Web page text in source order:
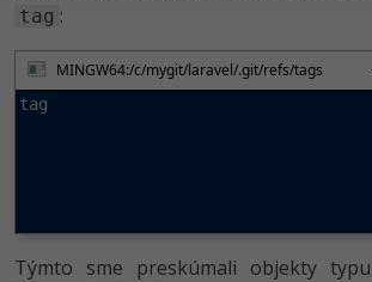
tag :
MINGW64:/c/mygit/laravel/.git/refs/tags
tag
Týmto sme preskúmali objekty typu